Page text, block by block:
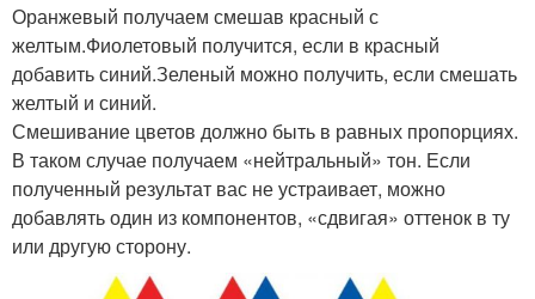
Оранжевый получаем смешав красный с
желтым.Фиолетовый получится, если в красный
добавить синий.Зеленый можно получить, если смешать
желтый и синий.
Смешивание цветов должно быть в равных пропорциях.
В таком случае получаем «нейтральный» тон. Если
полученный результат вас не устраивает, можно
добавлять один из компонентов, «сдвигая» оттенок в ту
или другую сторону.